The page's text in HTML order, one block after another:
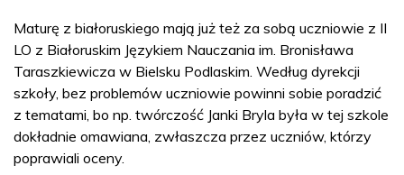
Maturę z białoruskiego mają już też za sobą uczniowie z II
LO z Białoruskim Językiem Nauczania im. Bronisława
Taraszkiewicza w Bielsku Podlaskim. Według dyrekcji
szkoły, bez problemów uczniowie powinni sobie poradzić
z tematami, bo np. twórczość Janki Bryla była w tej szkole
dokładnie omawiana, zwłaszcza przez uczniów, którzy
poprawiali oceny.